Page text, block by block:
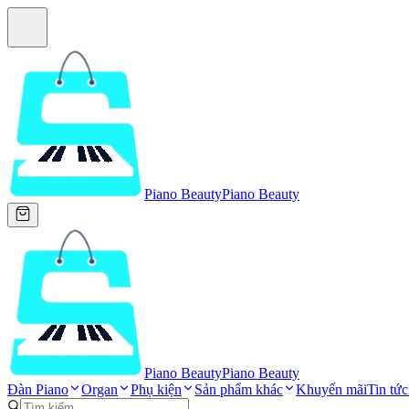
Piano BeautyPiano Beauty
Piano BeautyPiano Beauty
Đàn Piano
Organ Phụ kiện Sản phẩm khác Khuyến mãiTin tức